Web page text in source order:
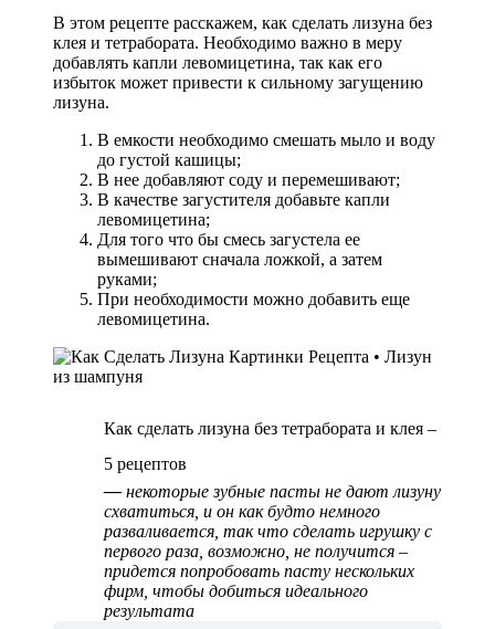
В этом рецепте расскажем, как сделать лизуна без
клея и тетрабората. Необходимо важно в меру
добавлять капли левомицетина, так как его
избыток может привести к сильному загущению
лизуна.
В емкости необходимо смешать мыло и воду
до густой кашицы;
В нее добавляют соду и перемешивают;
В качестве загустителя добавьте капли
левомицетина;
Для того что бы смесь загустела ее
вымешивают сначала ложкой, а затем
руками;
При необходимости можно добавить еще
левомицетина.
Как сделать лизуна без тетрабората и клея –
5 рецептов
— некоторые зубные пасты не дают лизуну
схватиться, и он как будто немного
разваливается, так что сделать игрушку с
первого раза, возможно, не получится –
придется попробовать пасту нескольких
фирм, чтобы добиться идеального
результата